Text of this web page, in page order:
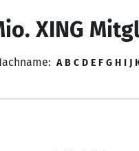
XING
A B C D E F G H I J